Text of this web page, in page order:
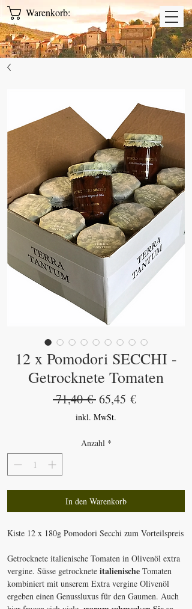
Warenkorb:
12 x Pomodori SECCHI -
Getrocknete Tomaten
71,40 € Standardpreis
65,45 €Sale-
inkl. MwSt.
Anzahl *
In den Warenkorb
Kiste 12 x 180g Pomodori Secchi zum Vorteilspreis
Getrocknete italienische Tomaten in Olivenöl extra
vergine. Süsse getrocknete italienische Tomaten
kombiniert mit unserem Extra vergine Olivenöl
ergeben einen Genussluxus für den Gaumen. Auch